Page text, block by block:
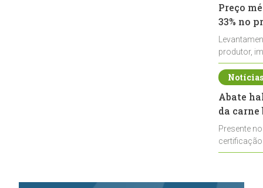
Preço
33% no
produtor,
de leite cru
Abate
da
Presente